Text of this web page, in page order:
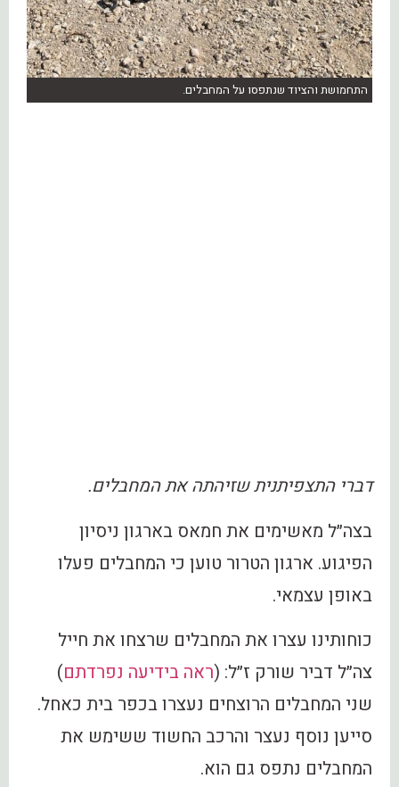
התחמושת והציוד שנתפסו על המחבלים.
דברי התצפיתנית שזיהתה את המחבלים.
בצה״ל מאשימים את חמאס בארגון ניסיון
הפיגוע. ארגון הטרור טוען כי המחבלים פעלו
באופן עצמאי.
כוחותינו עצרו את המחבלים שרצחו את חייל
צה״ל דביר שורק ז״ל: (ראה בידיעה נפרדתם)
שני המחבלים הרוצחים נעצרו בכפר בית כאחל.
סייען נוסף נעצר והרכב החשוד ששימש את
המחבלים נתפס גם הוא.